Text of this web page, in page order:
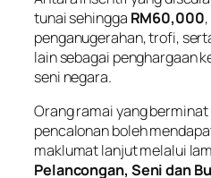
tunai sehingga RM60,000
penganugerahan, trofi,
lain sebagai penghargaan
seni negara.
Orang ramai yang
pencalonan boleh
maklumat lanjut melalui
Pelancongan, Seni dan